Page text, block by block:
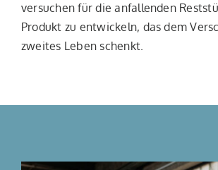
versuchen für die anfallenden
Produkt zu entwickeln, das dem
zweites Leben schenkt.